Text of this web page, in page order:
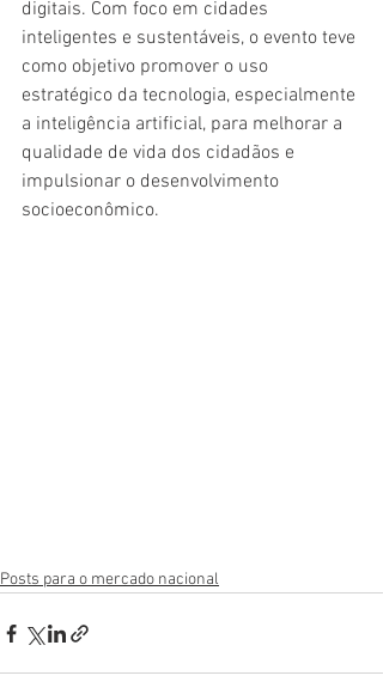
digitais. Com foco em cidades
inteligentes e sustentáveis, o evento teve
como objetivo promover o uso
estratégico da tecnologia, especialmente
a inteligência artificial, para melhorar a
qualidade de vida dos cidadãos e
impulsionar o desenvolvimento
socioeconômico.
Posts para o mercado nacional